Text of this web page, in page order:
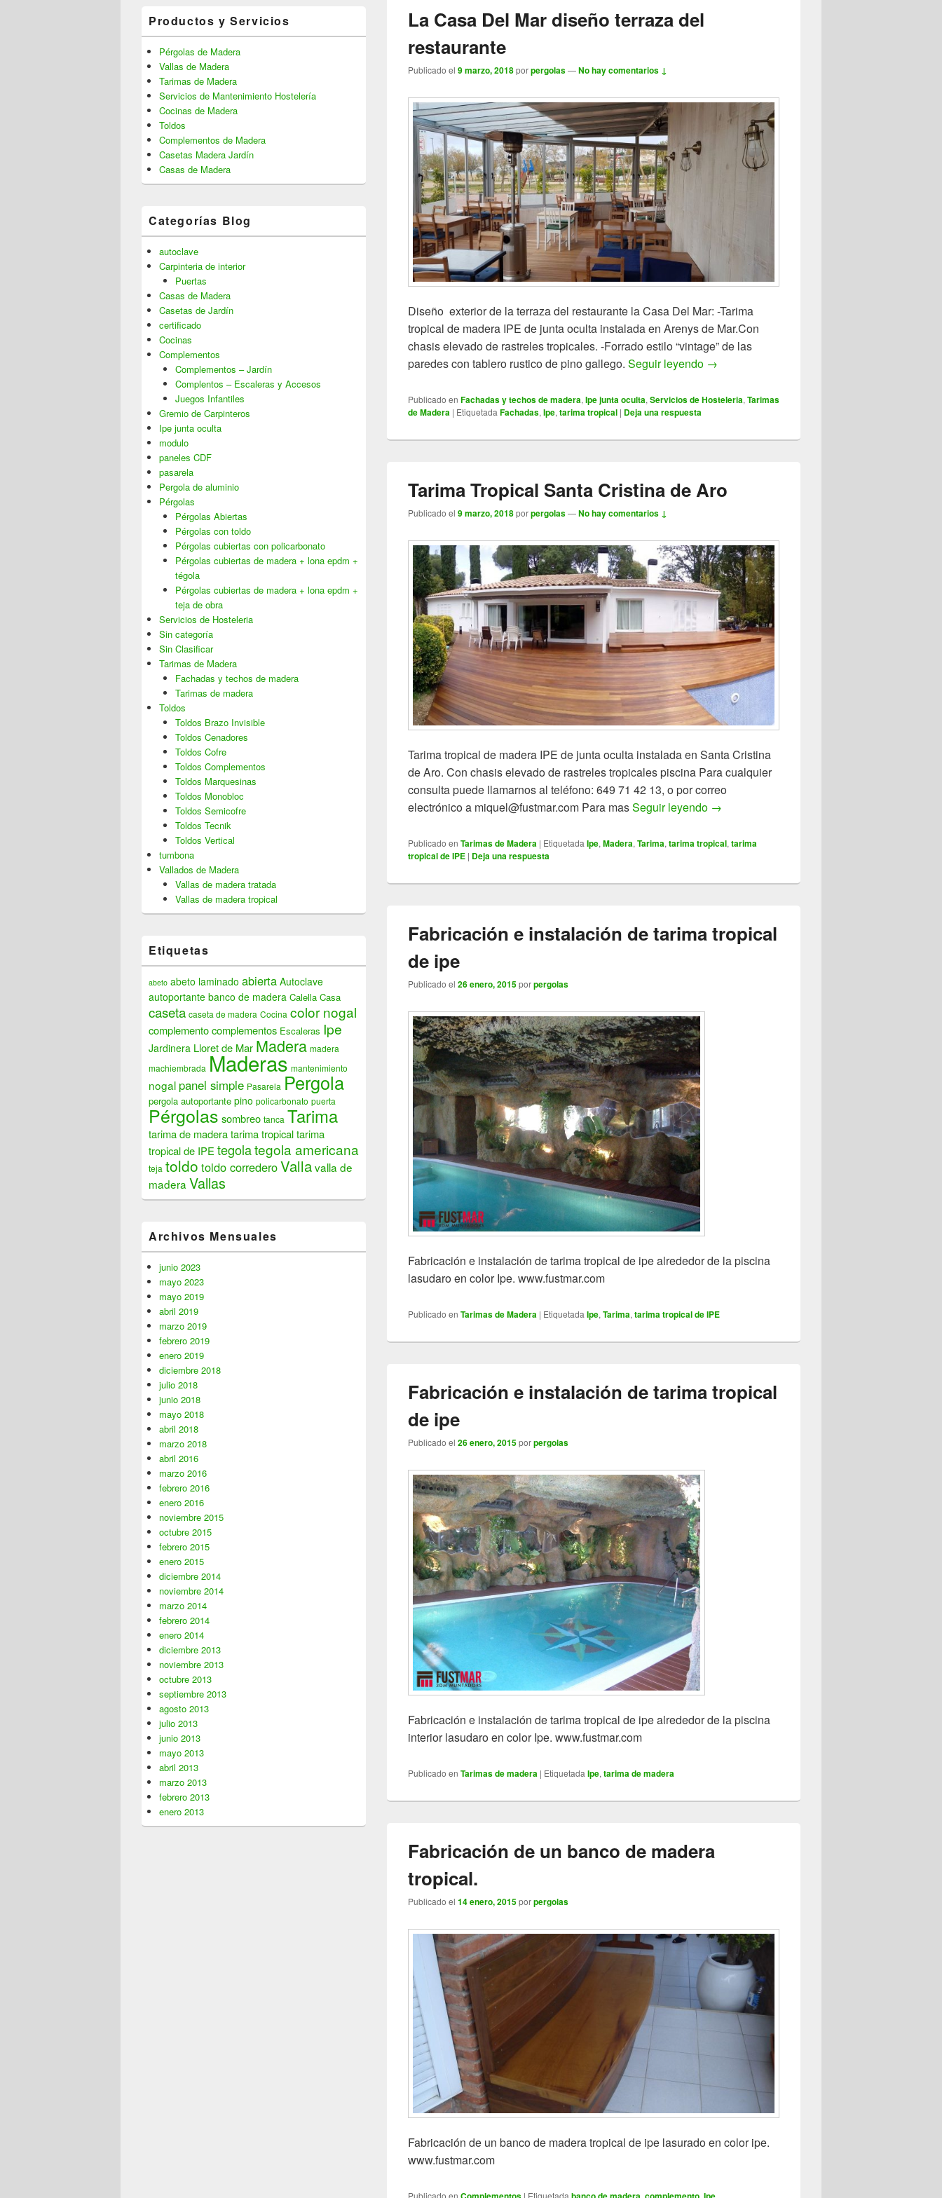
La Casa Del Mar diseño terraza del
restaurante
Publicado el 9 marzo, 2018porpergolas—No hay comentarios ↓
Diseño exterior de la terraza del restaurante la Casa Del Mar: -Tarima
tropical de madera IPE de junta oculta instalada en Arenys de Mar.Con
chasis elevado de rastreles tropicales. -Forrado estilo “vintage” de las
paredes con tablero rustico de pino gallego. Seguir leyendo La Casa Del Mar diseño terraza del restaurante
→
Publicado en Fachadas y techos de madera, Ipe junta oculta, Servicios de Hosteleria, Tarimas
de Madera | Etiquetada Fachadas, Ipe, tarima tropical | Deja una respuesta
Tarima Tropical Santa Cristina de Aro
Publicado el 9 marzo, 2018porpergolas—No hay comentarios ↓
Tarima tropical de madera IPE de junta oculta instalada en Santa Cristina
de Aro. Con chasis elevado de rastreles tropicales piscina Para cualquier
consulta puede llamarnos al teléfono: 649 71 42 13, o por correo
electrónico a miquel@fustmar.com Para masSeguir leyendo Tarima Tropical Santa Cristina de Aro
→
Publicado en Tarimas de Madera | Etiquetada Ipe, Madera, Tarima, tarima tropical, tarima
tropical de IPE | Deja una respuesta
Fabricación e instalación de tarima tropical
de ipe
Publicado el 26 enero, 2015porpergolas
Fabricación e instalación de tarima tropical de ipe alrededor de la piscina
lasudaro en color Ipe. www.fustmar.com
Publicado en Tarimas de Madera | Etiquetada Ipe, Tarima, tarima tropical de IPE
Fabricación e instalación de tarima tropical
de ipe
Publicado el 26 enero, 2015porpergolas
Fabricación e instalación de tarima tropical de ipe alrededor de la piscina
interior lasudaro en color Ipe. www.fustmar.com
Publicado en Tarimas de madera | Etiquetada Ipe, tarima de madera
Fabricación de un banco de madera
tropical.
Publicado el 14 enero, 2015porpergolas
Fabricación de un banco de madera tropical de ipe lasurado en color ipe.
www.fustmar.com
Publicado en | Etiquetada
Productos y Servicios
Pérgolas de Madera
Vallas de Madera
Tarimas de Madera
Servicios de Mantenimiento Hostelería
Cocinas de Madera
Toldos
Complementos de Madera
Casetas Madera Jardín
Casas de Madera
Categorías Blog
autoclave
Carpinteria de interior
Puertas
Casas de Madera
Casetas de Jardín
certificado
Cocinas
Complementos
Complementos – Jardín
Complentos – Escaleras y Accesos
Juegos Infantiles
Gremio de Carpinteros
Ipe junta oculta
modulo
paneles CDF
pasarela
Pergola de aluminio
Pérgolas
Pérgolas Abiertas
Pérgolas con toldo
Pérgolas cubiertas con policarbonato
Pérgolas cubiertas de madera + lona epdm +
tégola
Pérgolas cubiertas de madera + lona epdm +
teja de obra
Servicios de Hosteleria
Sin categoría
Sin Clasificar
Tarimas de Madera
Fachadas y techos de madera
Tarimas de madera
Toldos
Toldos Brazo Invisible
Toldos Cenadores
Toldos Cofre
Toldos Complementos
Toldos Marquesinas
Toldos Monobloc
Toldos Semicofre
Toldos Tecnik
Toldos Vertical
tumbona
Vallados de Madera
Vallas de madera tratada
Vallas de madera tropical
Etiquetas
abeto abeto laminado abierta Autoclave
autoportante banco de madera Calella Casa
caseta caseta de madera Cocina color nogal
complementocomplementos Escaleras Ipe
Jardinera Lloret de Mar Madera madera
machiembrada Maderas mantenimiento
nogal panel simple Pasarela Pergola
pergola autoportante pino policarbonato puerta
Pérgolas sombreo tanca Tarima
tarima de maderatarima tropicaltarima
tropical de IPE tegolategola americana
teja toldo toldo correderoVallavalla de
madera Vallas
Archivos Mensuales
junio 2023
mayo 2023
mayo 2019
abril 2019
marzo 2019
febrero 2019
enero 2019
diciembre 2018
julio 2018
junio 2018
mayo 2018
abril 2018
marzo 2018
abril 2016
marzo 2016
febrero 2016
enero 2016
noviembre 2015
octubre 2015
febrero 2015
enero 2015
diciembre 2014
noviembre 2014
marzo 2014
febrero 2014
enero 2014
diciembre 2013
noviembre 2013
octubre 2013
septiembre 2013
agosto 2013
julio 2013
junio 2013
mayo 2013
abril 2013
marzo 2013
febrero 2013
enero 2013